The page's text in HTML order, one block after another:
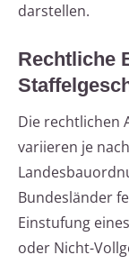
darstellen.
Rechtliche
Die rechtlichen
variieren je
Bundesländer
Einstufung
oder Nicht-